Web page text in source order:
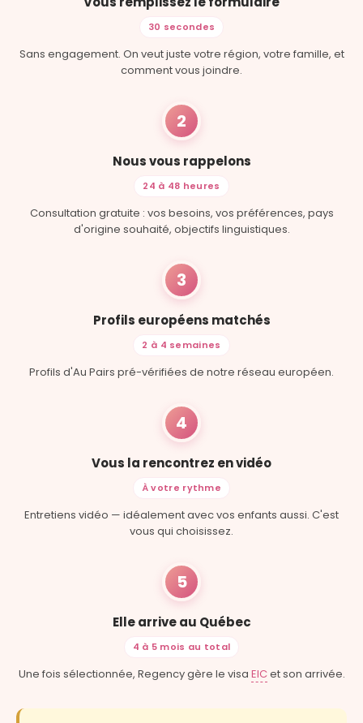
30 secondes
Sans engagement. On veut juste votre région, votre famille, et
comment vous joindre.
2
Nous vous rappelons
24 à 48 heures
Consultation gratuite : vos besoins, vos préférences, pays
d'origine souhaité, objectifs linguistiques.
3
Profils européens matchés
2 à 4 semaines
Profils d'Au Pairs pré-vérifiées de notre réseau européen.
4
Vous la rencontrez en vidéo
À votre rythme
Entretiens vidéo — idéalement avec vos enfants aussi. C'est
vous qui choisissez.
5
Elle arrive au Québec
4 à 5 mois au total
Une fois sélectionnée, Regency gère le visa EICet son arrivée.